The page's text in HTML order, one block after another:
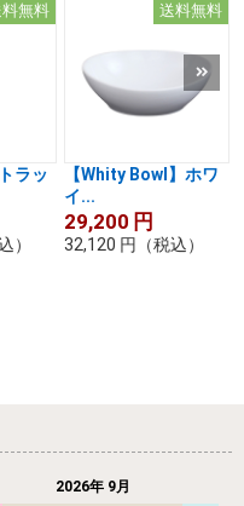
無料
ラッ
）
送料無料
【Whity Bowl】ホワ
イ...
29,200 円
32,120 円 （税込）
2026年 9月